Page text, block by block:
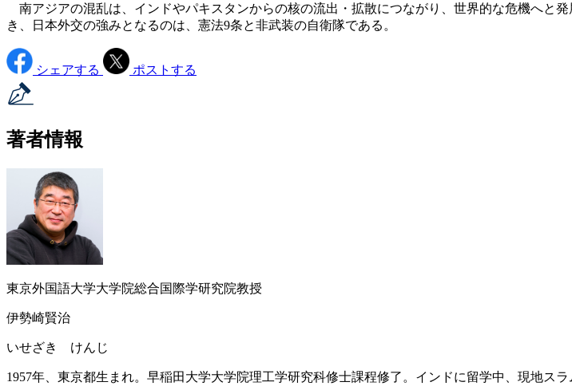
南アジアの混乱は、インドやパキスタンからの核の流出・拡散につながり、世界的な危機へと
き、日本外交の強みとなるのは、憲法9条と非武装の自衛隊である。
シェアする ポストする
著者情報
東京外国語大学大学院総合国際学研究院教授
伊勢崎賢治
いせざき けんじ
1957年、東京都生まれ。早稲田大学大学院理工学研究科修士課程修了。インドに留学中、現地ス